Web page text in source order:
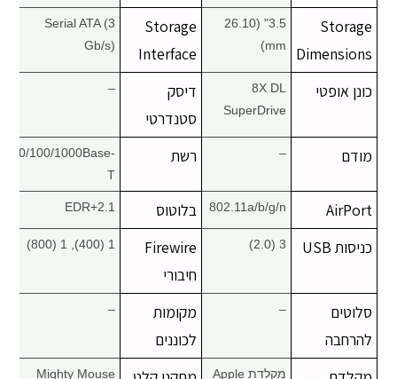
Storage
Dimensions
3.5" (26.10
mm)
Storage
Interface
Serial ATA (3
Gb/s)
כונן אופטי
8X DL
SuperDrive
דיסק
סטנדרטי
–
מודם – רשת
10/100/1000Base-
T
AirPort
802.11a/b/g/n בלוטוס 2.1+EDR
כניסות USB 3 (2.0)
Firewire
חיבורי
1 (400), 1 (800)
סלוטים
להרחבה
–
מקומות
לכוננים
–
מקלדת Apple Mighty Mouse